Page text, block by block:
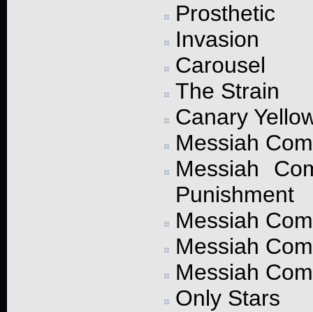
Prosthetic
Invasion
Carousel
The Strain
Canary
Messiah
Messiah
Punishment
Messiah
Messiah
Messiah
Only Stars